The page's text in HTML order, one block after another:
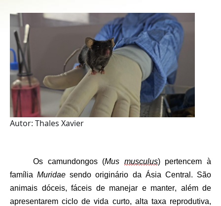
Autor: Thales Xavier
Os camundongos (Mus musculus) pertencem à
família Muridae sendo originário da Ásia Central. São
animais dóceis, fáceis de manejar e manter, além de
apresentarem ciclo de vida curto, alta taxa reprodutiva,